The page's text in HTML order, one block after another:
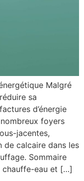
Malgré
sa
d’énergie
foyers
jacentes,
de calcaire dans les
Sommaire
chauffe-eau et […]